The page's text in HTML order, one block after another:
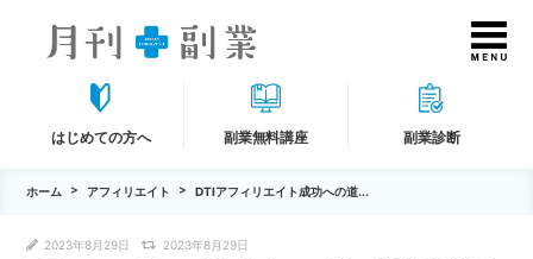
はじめての方へ 副業無料講座 副業診断
ホーム アフィリエイト DTIアフィリエイト成功への道...
2023年8月29日 2023年8月29日